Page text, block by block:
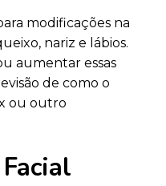
modificações na
nariz e lábios.
aumentar essas
de como o
ou outro